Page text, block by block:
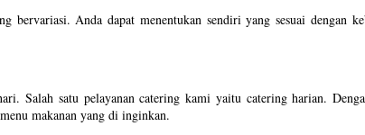
Anda dapat menentukan sendiri yang sesuai dengan
Salah satu pelayanan catering kami yaitu catering harian.
makanan yang di inginkan.